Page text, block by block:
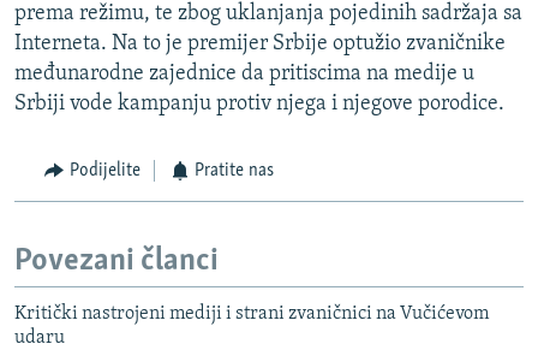
prema režimu, te zbog uklanjanja pojedinih sadržaja sa
Interneta. Na to je premijer Srbije optužio zvaničnike
međunarodne zajednice da pritiscima na medije u
Srbiji vode kampanju protiv njega i njegove porodice.
Podijelite Pratite nas
Povezani članci
Kritički nastrojeni mediji i strani zvaničnici na Vučićevom
udaru